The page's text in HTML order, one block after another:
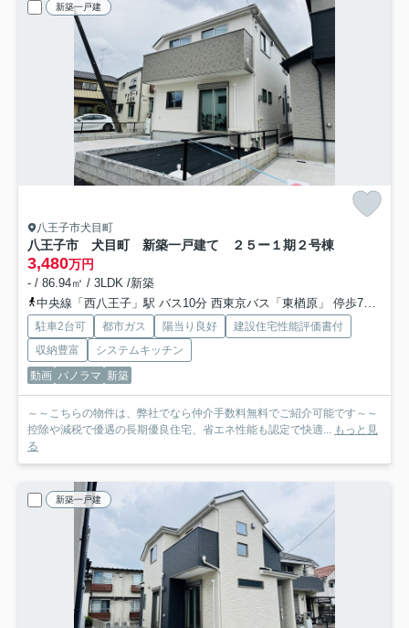
新築一戸建
八王子市犬目町
八王子市 犬目町 新築一戸建て ２５ー１期 ２号棟
3,480万円
- / 86.94㎡ / 3LDK /新築
中央線「西八王子」駅 バス10分 西東京バス「東楢原」 停歩7分
駐車2台可 都市ガス 陽当り良好
建設住宅性能評価書付
収納豊富
システムキッチン
動画 パノラマ 新築
～～こちらの物件は、弊社でなら仲介手数料無料でご紹介可能です～～
控除や減税で優遇の長期優良住宅、省エネ性能も認定で快適... もっと見
る
新築一戸建